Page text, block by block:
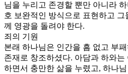
님을 누리고 존경할 뿐만 아니라
호 보완적인 방식으로 표현하고
께 영광을 돌려야 한다.
죄의 기원
본래 하나님은 인간을 흠 없고 부
존재로 창조하셨다. 아담과 하와는
하면서 충만한 삶을 누렸고, 하나